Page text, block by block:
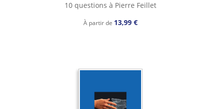
10 questions à Pierre Feillet
À partir de 13,99 €